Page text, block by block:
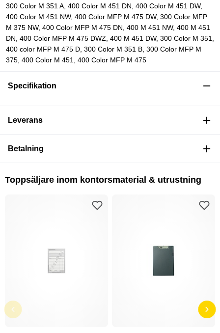
300 Color M 351 A, 400 Color M 451 DN, 400 Color M 451 DW,
400 Color M 451 NW, 400 Color MFP M 475 DW, 300 Color MFP
M 375 NW, 400 Color MFP M 475 DN, 400 M 451 NW, 400 M 451
DN, 400 Color MFP M 475 DWZ, 400 M 451 DW, 300 Color M 351,
400 color MFP M 475 D, 300 Color M 351 B, 300 Color MFP M
375, 400 Color M 451, 400 Color MFP M 475
Specifikation
Leverans
Betalning
Toppsäljare inom kontorsmaterial & utrustning